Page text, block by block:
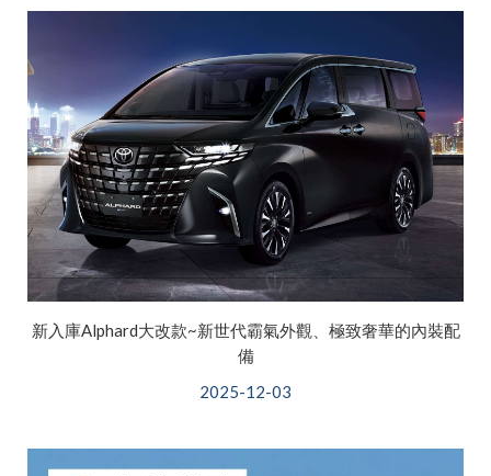
新入庫Alphard大改款~新世代霸氣外觀、極致奢華的內裝配
備
2025-12-03